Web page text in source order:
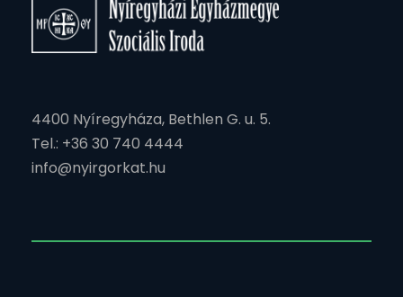
4400 Nyíregyháza, Bethlen G. u. 5.
Tel.: +36 30 740 4444
info@nyirgorkat.hu